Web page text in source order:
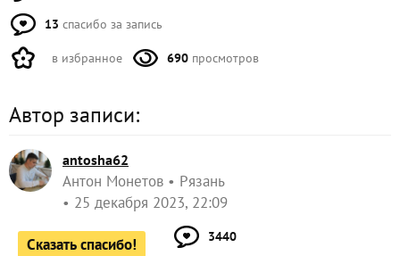
13 спасибо за запись
в избранное 690 просмотров
Автор записи:
antosha62
Антон Монетов
Рязань
25 декабря 2023, 22:09
Сказать спасибо! 3440